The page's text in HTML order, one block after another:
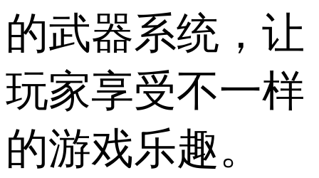
的武器系统，让
玩家享受不一样
的游戏乐趣。